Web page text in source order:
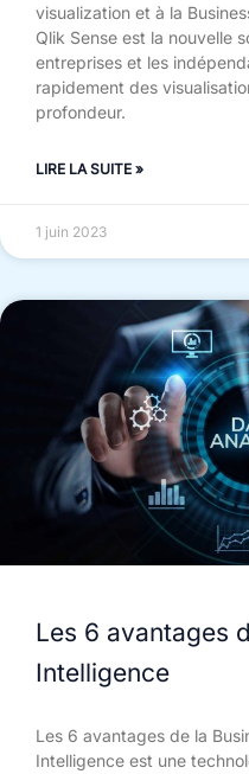
visualization et à la
Qlik Sense est la nouvelle
entreprises et les
rapidement des
profondeur.
LIRE LA SUITE »
1 juin 2023
Les 6 avantages
Intelligence
Les 6 avantages de la
Intelligence est une